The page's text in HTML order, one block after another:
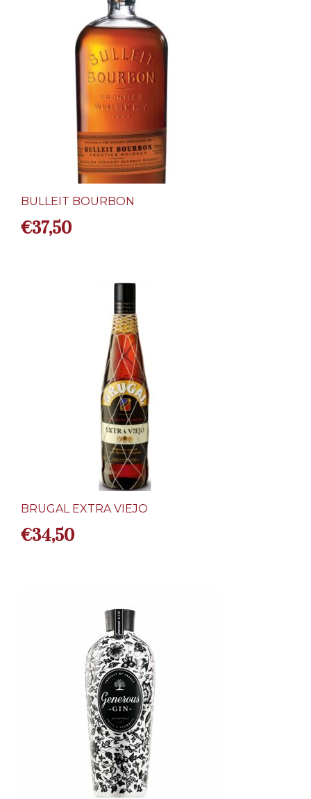
BULLEIT BOURBON
€37,50
BRUGAL EXTRA VIEJO
€34,50